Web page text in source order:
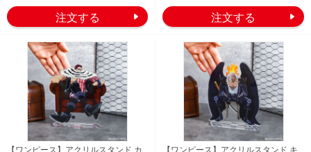
【ワンピース】アクリルスタンド カ
【ワンピース】アクリルスタンド キ